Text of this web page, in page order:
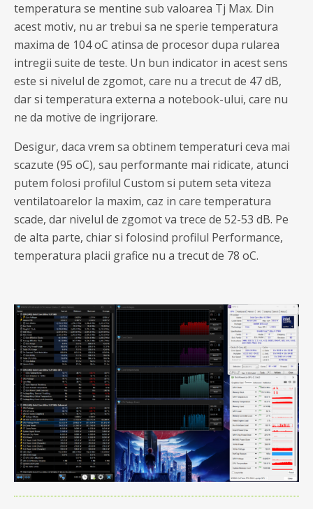
temperatura se mentine sub valoarea Tj Max. Din
acest motiv, nu ar trebui sa ne sperie temperatura
maxima de 104 oC atinsa de procesor dupa rularea
intregii suite de teste. Un bun indicator in acest sens
este si nivelul de zgomot, care nu a trecut de 47 dB,
dar si temperatura externa a notebook-ului, care nu
ne da motive de ingrijorare.
Desigur, daca vrem sa obtinem temperaturi ceva mai
scazute (95 oC), sau performante mai ridicate, atunci
putem folosi profilul Custom si putem seta viteza
ventilatoarelor la maxim, caz in care temperatura
scade, dar nivelul de zgomot va trece de 52-53 dB. Pe
de alta parte, chiar si folosind profilul Performance,
temperatura placii grafice nu a trecut de 78 oC.